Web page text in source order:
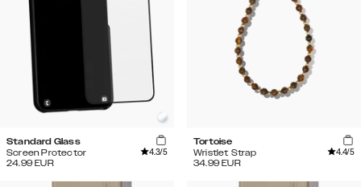
Standard Glass
Screen Protector
4.3/5
24.99 EUR
Tortoise
Wristlet Strap
4.4/5
34.99 EUR